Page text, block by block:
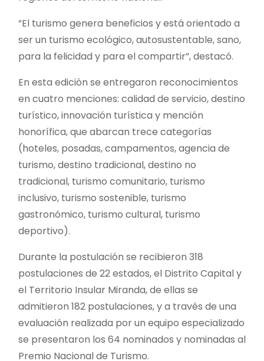
“El turismo genera beneficios y está orientado a
ser un turismo ecológico, autosustentable, sano,
para la felicidad y para el compartir”, destacó.
En esta edición se entregaron reconocimientos
en cuatro menciones: calidad de servicio, destino
turístico, innovación turística y mención
honorífica, que abarcan trece categorías
(hoteles, posadas, campamentos, agencia de
turismo, destino tradicional, destino no
tradicional, turismo comunitario, turismo
inclusivo, turismo sostenible, turismo
gastronómico, turismo cultural, turismo
deportivo).
Durante la postulación se recibieron 318
postulaciones de 22 estados, el Distrito Capital y
el Territorio Insular Miranda, de ellas se
admitieron 182 postulaciones, y a través de una
evaluación realizada por un equipo especializado
se presentaron los 64 nominados y nominadas al
Premio Nacional de Turismo.